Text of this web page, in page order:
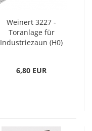
Weinert 3227 -
Toranlage für
Industriezaun (H0)
6,80 EUR